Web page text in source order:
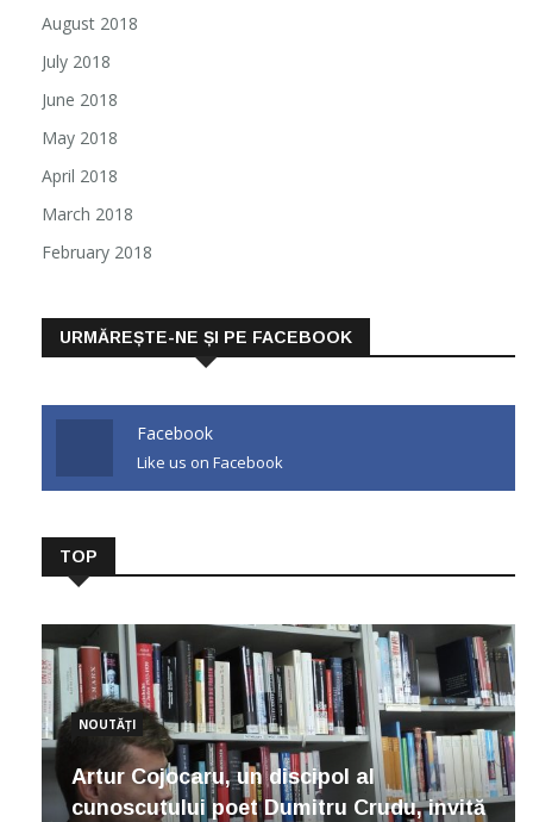
August 2018
July 2018
June 2018
May 2018
April 2018
March 2018
February 2018
URMĂREȘTE-NE ȘI PE FACEBOOK
Facebook
Like us on Facebook
TOP
NOUTĂȚI
Artur Cojocaru, un discipol al
cunoscutului poet Dumitru Crudu, invită